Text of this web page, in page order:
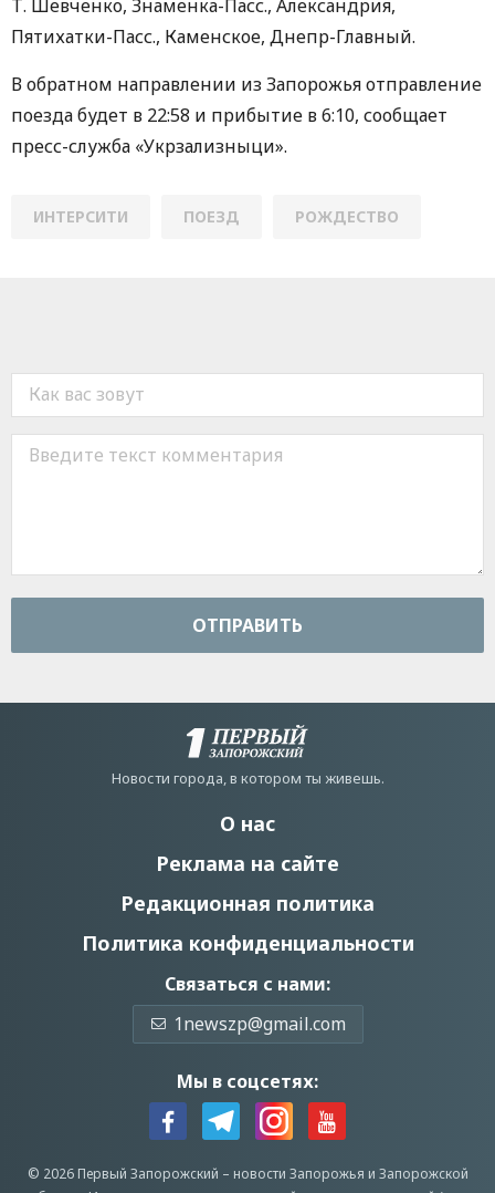
Т. Шевченко, Знаменка-Пасс., Александрия,
Пятихатки-Пасс., Каменское, Днепр-Главный.
В обратном направлении из Запорожья отправление
поезда будет в 22:58 и прибытие в 6:10, сообщает
пресс-служба «Укрзализныци».
ИНТЕРСИТИ ПОЕЗД РОЖДЕСТВО
ОТПРАВИТЬ
Новости города, в котором ты живешь.
О нас
Реклама на сайте
Редакционная политика
Политика конфиденциальности
Связаться с нами:
1newszp@gmail.com
Мы в соцсетях:
© 2026 Первый Запорожский – новости Запорожья и Запорожской